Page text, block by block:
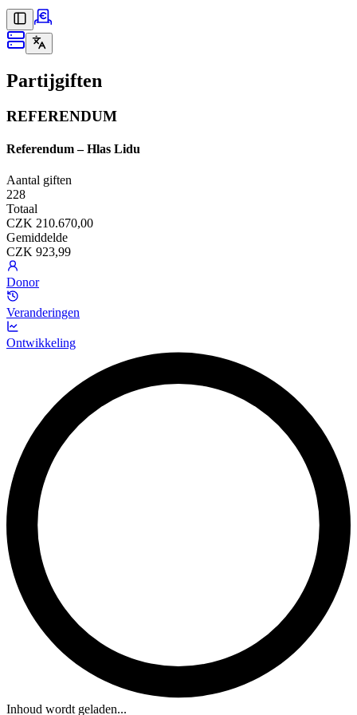
Partijgiften
REFERENDUM
Referendum – Hlas Lidu
Aantal giften
228
Totaal
CZK 210.670,00
Gemiddelde
CZK 923,99
Donor
Veranderingen
Ontwikkeling
Inhoud wordt geladen...